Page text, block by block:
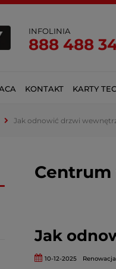
INFOLINIA
888 488
KONTAKT KARTY
Jak odnowić drzwi
Jak
10-12-2025